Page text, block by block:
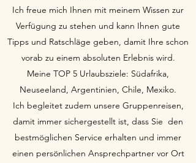
Ich freue mich Ihnen mit meinem Wissen zur
Verfügung zu stehen und kann Ihnen gute
Tipps und Ratschläge geben, damit Ihre schon
vorab zu einem absoluten Erlebnis wird.
Meine TOP 5 Urlaubsziele: Südafrika,
Neuseeland, Argentinien, Chile, Mexiko.
Ich begleitet zudem unsere Gruppenreisen,
damit immer sichergestellt ist, dass Sie den
bestmöglichen Service erhalten und immer
einen persönlichen Ansprechpartner vor Ort